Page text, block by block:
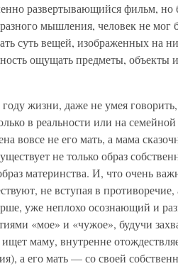
развертывающийся фильм, но
мышления, человек не мог
суть вещей, изображенных на
ощущать предметы, объекты
жизни, даже не умея
в реальности или на
вовсе не его мать, а мама
не только образ
материнства. И, что очень
не вступая в
уже неплохо осознающий и
«мое» и «чужое», будучи
маму, внутренне
а его мать — со своей